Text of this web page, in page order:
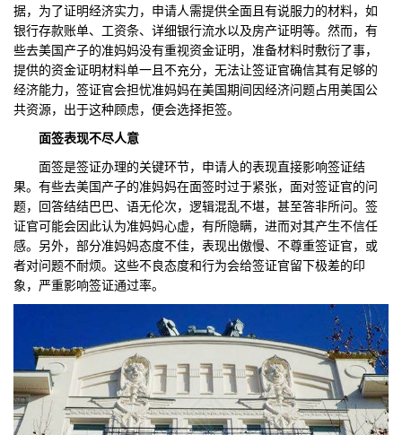
据，为了证明经济实力，申请人需提供全面且有说服力的材料，如
银行存款账单、工资条、详细银行流水以及房产证明等。然而，有
些去美国产子的准妈妈没有重视资金证明，准备材料时敷衍了事，
提供的资金证明材料单一且不充分，无法让签证官确信其有足够的
经济能力，签证官会担忧准妈妈在美国期间因经济问题占用美国公
共资源，出于这种顾虑，便会选择拒签。
面签表现不尽人意
面签是签证办理的关键环节，申请人的表现直接影响签证结
果。有些去美国产子的准妈妈在面签时过于紧张，面对签证官的问
题，回答结结巴巴、语无伦次，逻辑混乱不堪，甚至答非所问。签
证官可能会因此认为准妈妈心虚，有所隐瞒，进而对其产生不信任
感。另外，部分准妈妈态度不佳，表现出傲慢、不尊重签证官，或
者对问题不耐烦。这些不良态度和行为会给签证官留下极差的印
象，严重影响签证通过率。